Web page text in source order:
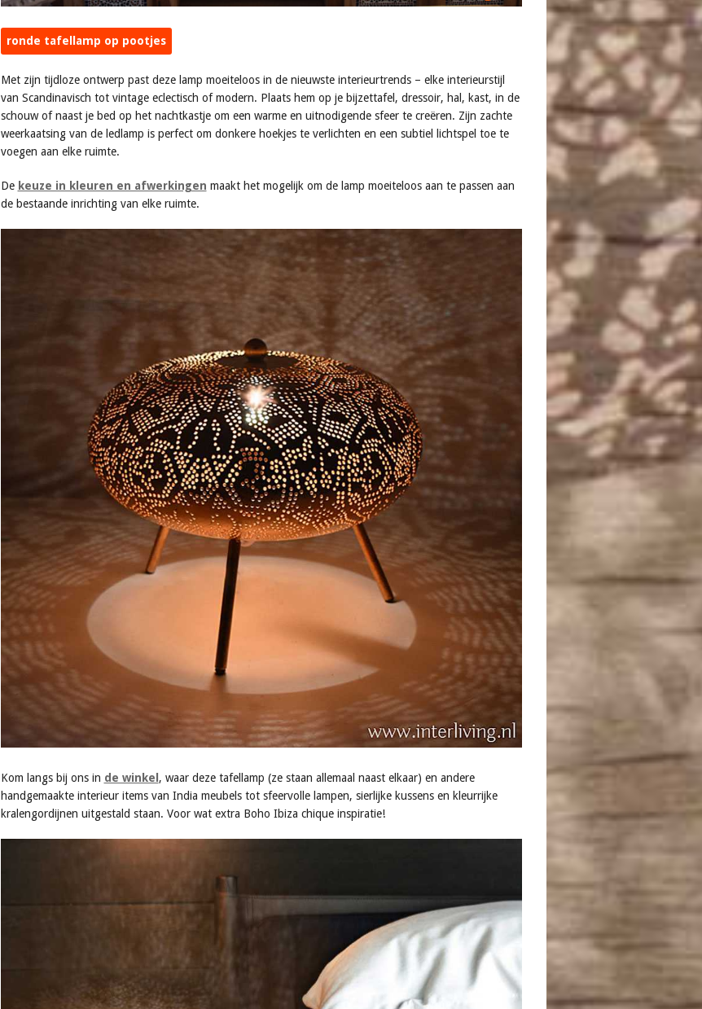
ronde tafellamp op pootjes
Met zijn tijdloze ontwerp past deze lamp moeiteloos in de nieuwste interieurtrends – elke interieurstijl
van Scandinavisch tot vintage eclectisch of modern. Plaats hem op je bijzettafel, dressoir, hal, kast, in de
schouw of naast je bed op het nachtkastje om een warme en uitnodigende sfeer te creëren. Zijn zachte
weerkaatsing van de ledlamp is perfect om donkere hoekjes te verlichten en een subtiel lichtspel toe te
voegen aan elke ruimte.
De keuze in kleuren en afwerkingen maakt het mogelijk om de lamp moeiteloos aan te passen aan
de bestaande inrichting van elke ruimte.
Kom langs bij ons in de winkel , waar deze tafellamp (ze staan allemaal naast elkaar) en andere
handgemaakte interieur items van India meubels tot sfeervolle lampen, sierlijke kussens en kleurrijke
kralengordijnen uitgestald staan. Voor wat extra Boho Ibiza chique inspiratie!